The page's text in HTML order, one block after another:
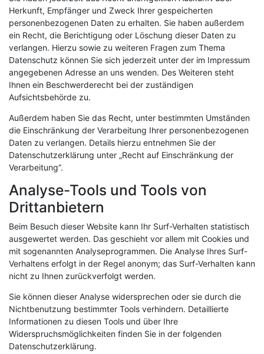
Herkunft, Empfänger und Zweck Ihrer gespeicherten
personenbezogenen Daten zu erhalten. Sie haben außerdem
ein Recht, die Berichtigung oder Löschung dieser Daten zu
verlangen. Hierzu sowie zu weiteren Fragen zum Thema
Datenschutz können Sie sich jederzeit unter der im Impressum
angegebenen Adresse an uns wenden. Des Weiteren steht
Ihnen ein Beschwerderecht bei der zuständigen
Aufsichtsbehörde zu.
Außerdem haben Sie das Recht, unter bestimmten Umständen
die Einschränkung der Verarbeitung Ihrer personenbezogenen
Daten zu verlangen. Details hierzu entnehmen Sie der
Datenschutzerklärung unter „Recht auf Einschränkung der
Verarbeitung“.
Analyse-Tools und Tools von
Drittanbietern
Beim Besuch dieser Website kann Ihr Surf-Verhalten statistisch
ausgewertet werden. Das geschieht vor allem mit Cookies und
mit sogenannten Analyseprogrammen. Die Analyse Ihres Surf-
Verhaltens erfolgt in der Regel anonym; das Surf-Verhalten kann
nicht zu Ihnen zurückverfolgt werden.
Sie können dieser Analyse widersprechen oder sie durch die
Nichtbenutzung bestimmter Tools verhindern. Detaillierte
Informationen zu diesen Tools und über Ihre
Widerspruchsmöglichkeiten finden Sie in der folgenden
Datenschutzerklärung.